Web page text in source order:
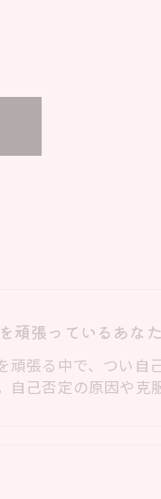
頑張る中で、つい自
自己否定の原因や克